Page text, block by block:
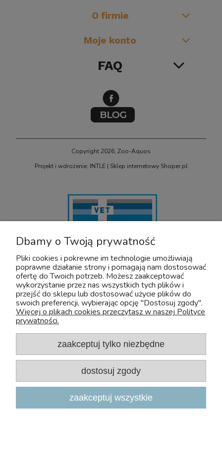
O firmie
Moje konto
FAQ
Copyright 2026, Zoo-Aquos
Projekt i wdrożenie: INTLE| Sklep internetowy Shoper.pl
U nas bezpiecznie kupisz leki OTC dla zwierząt. Nadzór sprawuje :
Wojewódzki Inspektorat Weterynarii z/s w Siedlcach
Adres: Kazimierzowska 29 08-110 Siedlce
Tel:+48 25 632 64 59
Fax:+48 25 632 55 84
E-mail:wiw@mazowsze.wiw.gov.pl
www:http://www.wiw.mazowsze.pl/
NIP: 5241075829
sklep@zoo-aquos.pl
tel.+48 607 325 525
ul. Nieszawska 4A, 03-382 Warszawa
Dbamy o Twoją prywatność
Pliki cookies i pokrewne im technologie umożliwiają
poprawne działanie strony i pomagają nam dostosować
ofertę do Twoich potrzeb. Możesz zaakceptować
wykorzystanie przez nas wszystkich tych plików i
przejść do sklepu lub dostosować użycie plików do
swoich preferencji, wybierając opcję "Dostosuj zgody".
Więcej o plikach cookies przeczytasz w naszej Polityce
prywatności.
zaakceptuj tylko niezbędne
dostosuj zgody
zaakceptuj wszystkie